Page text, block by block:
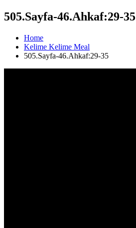
505.Sayfa-46.Ahkaf:29-35
Home
Kelime Kelime Meal
505.Sayfa-46.Ahkaf:29-35